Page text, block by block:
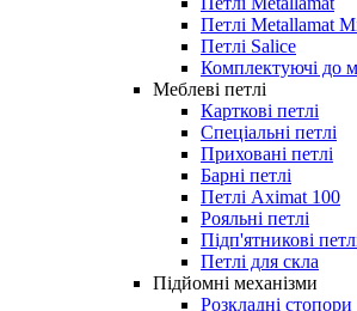
Петлі Metallamat
Петлі Salice
Комплектуючі до
Меблеві петлі
Карткові петлі
Спеціальні петлі
Приховані петлі
Барні петлі
Петлі Aximat 100
Рояльні петлі
Підп'ятникові
Петлі для скла
Підйомні механізми
Розкладні стопори